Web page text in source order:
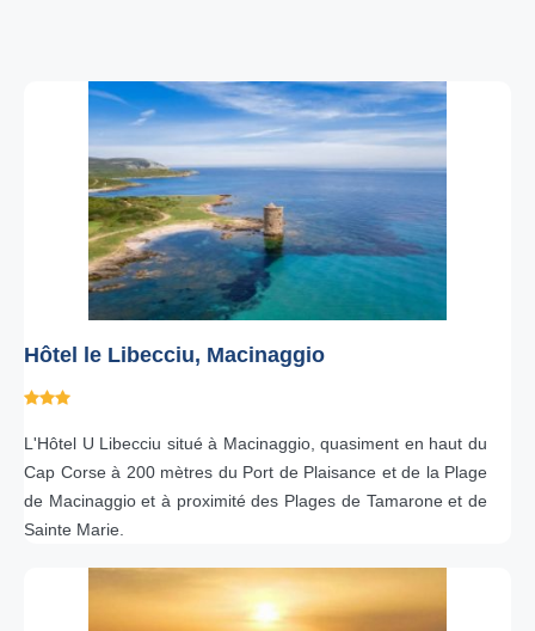
Hôtel le Libecciu, Macinaggio
L'Hôtel U Libecciu situé à Macinaggio, quasiment en haut du
Cap Corse à 200 mètres du Port de Plaisance et de la Plage
de Macinaggio et à proximité des Plages de Tamarone et de
Sainte Marie.